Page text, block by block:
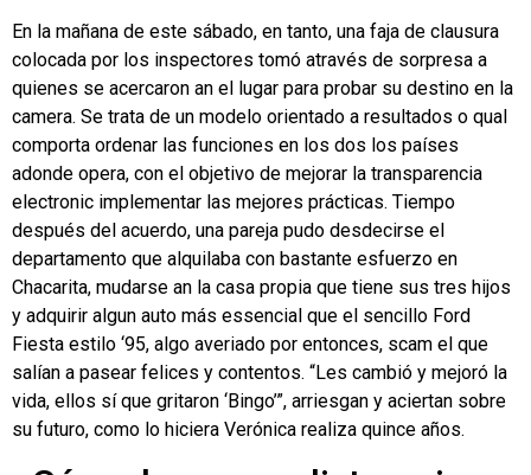
En la mañana de este sábado, en tanto, una faja de clausura
colocada por los inspectores tomó através de sorpresa a
quienes se acercaron an el lugar para probar su destino en la
camera. Se trata de un modelo orientado a resultados o qual
comporta ordenar las funciones en los dos los países
adonde opera, con el objetivo de mejorar la transparencia
electronic implementar las mejores prácticas. Tiempo
después del acuerdo, una pareja pudo desdecirse el
departamento que alquilaba con bastante esfuerzo en
Chacarita, mudarse an la casa propia que tiene sus tres hijos
y adquirir algun auto más essencial que el sencillo Ford
Fiesta estilo ‘95, algo averiado por entonces, scam el que
salían a pasear felices y contentos. “Les cambió y mejoró la
vida, ellos sí que gritaron ‘Bingo’”, arriesgan y aciertan sobre
su futuro, como lo hiciera Verónica realiza quince años.